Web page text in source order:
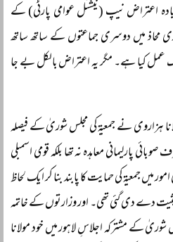
اعتراض نیپ (نیشنل عوامی پارٹی) کے
محاذ میں دوسری جماعتوں کے ساتھ ساتھ
عمل کیا ہے۔ مگر یہ اعتراض بالکل بے جا
ہزاروی نے جمعیۃ کی مجلس شوریٰ کے فیصلہ
پارلیمانی معاہدہ نہ تھا بلکہ قومی اسمبلی
میں جمعیۃ کی حمایت کا پابند بنا کر ایک لحاظ
دے دی گئی تھی۔ اور وزارتوں کے خاتمہ
کے مشترکہ اجلاسِ لاہور میں خود مولانا